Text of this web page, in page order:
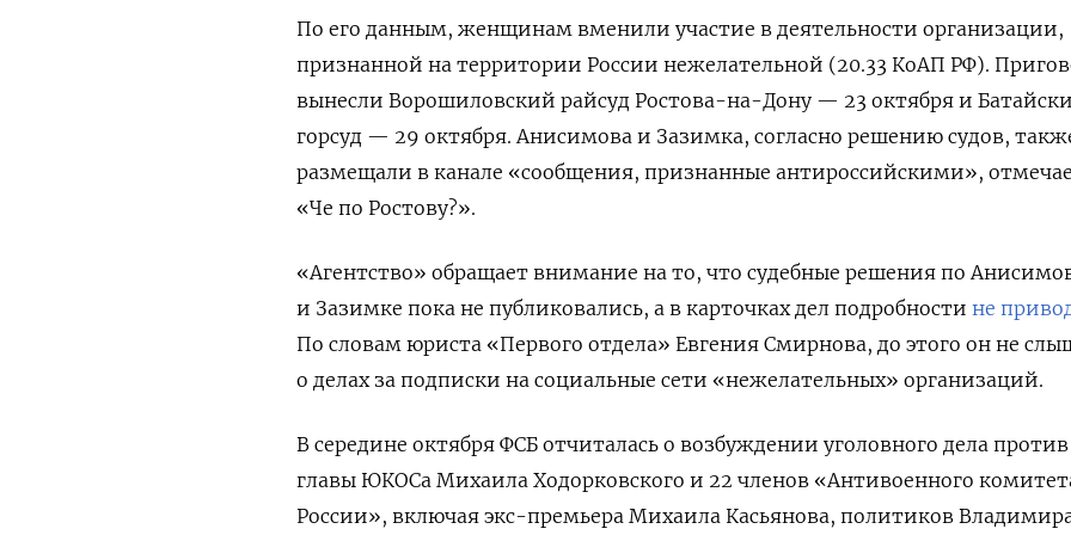
По его данным, женщинам вменили участие в деятельности организации,
признанной на территории России нежелательной (20.33 КоАП РФ).
вынесли Ворошиловский райсуд Ростова-на-Дону — 23 октября и
горсуд — 29 октября. Анисимова и Зазимка, согласно решению судов,
размещали в канале «сообщения, признанные антироссийскими»,
«Че по Ростову?».
«Агентство» обращает внимание на то, что судебные решения по
и Зазимке пока не публиковались, а в карточках дел подробности не
По словам юриста «Первого отдела» Евгения Смирнова, до этого он не
о делах за подписки на социальные сети «нежелательных» организаций.
В середине октября ФСБ отчиталась о возбуждении уголовного дела
главы ЮКОСа Михаила Ходорковского и 22 членов «Антивоенного
России», включая экс-премьера Михаила Касьянова, политиков